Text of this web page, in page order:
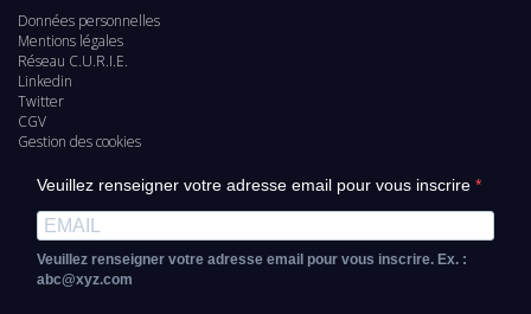
Pied
de
page
Données personnelles
Mentions légales
Réseau C.U.R.I.E.
Linkedin
Twitter
CGV
Gestion des cookies
Veuillez renseigner votre adresse email pour vous inscrire
Veuillez renseigner votre adresse email pour vous inscrire. Ex. :
abc@xyz.com